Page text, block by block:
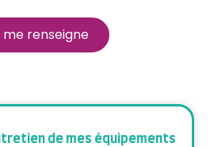
me renseigne
de mes équipements